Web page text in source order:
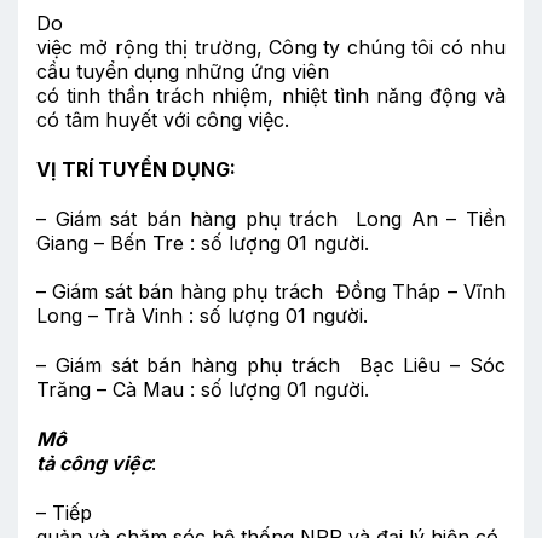
Do
việc mở rộng thị trường, Công ty chúng tôi có nhu
cầu tuyển dụng những ứng viên
có tinh thần trách nhiệm, nhiệt tình năng động và
có tâm huyết với công việc.
VỊ TRÍ TUYỂN DỤNG:
– Giám sát bán hàng phụ trách Long An – Tiền
Giang – Bến Tre : số lượng 01 người.
– Giám sát bán hàng phụ trách Đồng Tháp – Vĩnh
Long – Trà Vinh : số lượng 01 người.
– Giám sát bán hàng phụ trách Bạc Liêu – Sóc
Trăng – Cà Mau : số lượng 01 người.
Mô
tả công việc:
– Tiếp